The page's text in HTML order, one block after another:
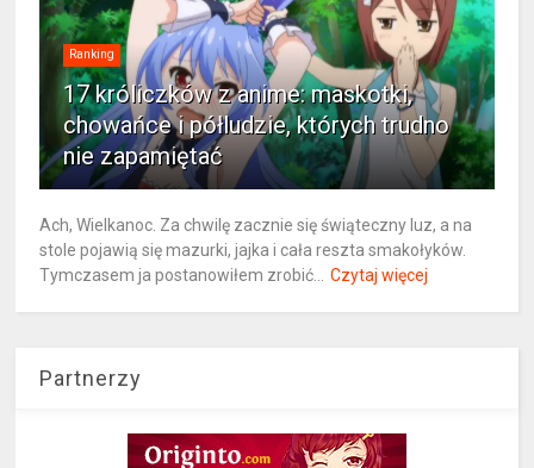
Ranking
17 króliczków z anime: maskotki,
chowańce i półludzie, których trudno
nie zapamiętać
Ach, Wielkanoc. Za chwilę zacznie się świąteczny luz, a na
stole pojawią się mazurki, jajka i cała reszta smakołyków.
Tymczasem ja postanowiłem zrobić...
Czytaj więcej
Partnerzy